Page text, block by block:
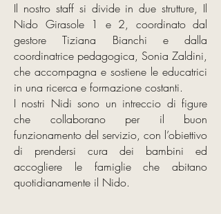
Il nostro staff si divide in due strutture, Il
Nido Girasole 1 e 2, coordinato dal
gestore Tiziana Bianchi e dalla
coordinatrice pedagogica, Sonia Zaldini,
che accompagna e sostiene le educatrici
in una ricerca e formazione costanti.
I nostri Nidi sono un intreccio di figure
che collaborano per il buon
funzionamento del servizio, con l’obiettivo
di prendersi cura dei bambini ed
accogliere le famiglie che abitano
quotidianamente il Nido.